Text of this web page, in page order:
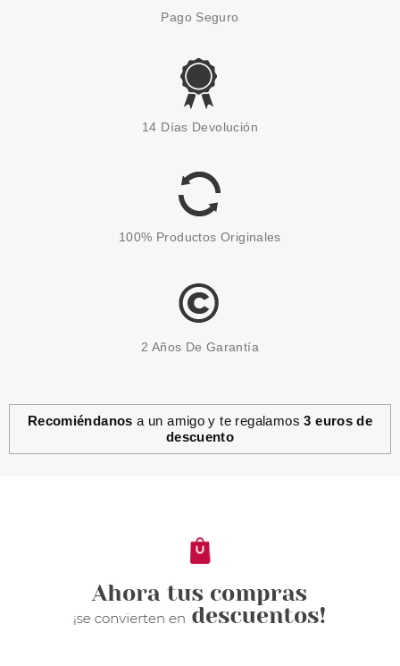
ANNE MOLLER
CONTORNO DE OJOS
22.95€
ANNE MOLLER
29.90€
Pago Seguro
14 Días Devolución
100% Productos Originales
2 Años De Garantía
Recomiéndanos a un amigo y te regalamos3 euros de
descuento